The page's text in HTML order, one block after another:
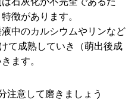
徴があります。
のカルシウムやリンなど
て成熟していき（萌出後成
ます。
意して磨きましょう